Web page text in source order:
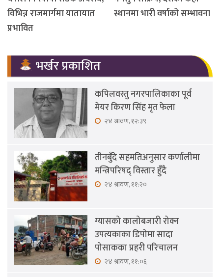
विभिन्न राजमार्गमा यातायात
प्रभावित
स्थानमा भारी वर्षाको सम्भावना
भर्खर प्रकाशित
कपिलवस्तु नगरपालिकाका पूर्व
मेयर किरण सिंह मृत फेला
२४ श्रावण, १२:३९
तीनबुँदे सहमतिअनुसार कर्णालीमा
मन्त्रिपरिषद् विस्तार हुँदै
२४ श्रावण, ११:२०
ग्यासको कालोबजारी रोक्न
उपत्यकाका डिपोमा सादा
पोसाकका प्रहरी परिचालन
२४ श्रावण, ११:०६